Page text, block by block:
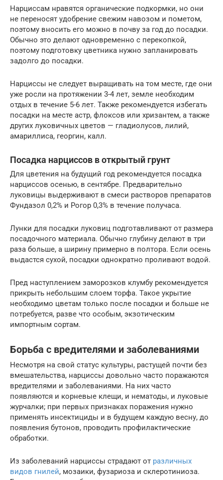
Нарциссам нравятся органические подкормки, но они
не переносят удобрение свежим навозом и пометом,
поэтому вносить его можно в почву за год до посадки.
Обычно это делают одновременно с перекопкой,
поэтому подготовку цветника нужно запланировать
задолго до посадки.
Нарциссы не следует выращивать на том месте, где они
уже росли на протяжении 3-4 лет, земле необходим
отдых в течение 5-6 лет. Также рекомендуется избегать
посадки на месте астр, флоксов или хризантем, а также
других луковичных цветов — гладиолусов, лилий,
амариллиса, георгин, калл.
Посадка нарциссов в открытый грунт
Для цветения на будущий год рекомендуется посадка
нарциссов осенью, в сентябре. Предварительно
луковицы выдерживают в смеси растворов препаратов
Фундазол 0,2% и Рогор 0,3% в течение получаса.
Лунки для посадки луковиц подготавливают от размера
посадочного материала. Обычно глубину делают в три
раза больше, а ширину примерно в полтора. Если осень
выдастся сухой, посадки однократно проливают водой.
Пред наступлением заморозков клумбу рекомендуется
прикрыть небольшим слоем торфа. Такое укрытие
необходимо цветам только после посадки и больше не
потребуется, разве что особым, экзотическим
импортным сортам.
Борьба с вредителями и заболеваниями
Несмотря на свой статус культуры, растущей почти без
вмешательства, нарциссы довольно часто поражаются
вредителями и заболеваниями. На них часто
появляются и корневые клещи, и нематоды, и луковые
журчалки; при первых признаках поражения нужно
применять инсектициды и в будущем каждую весну, до
появления бутонов, проводить профилактические
обработки.
Из заболеваний нарциссы страдают от различных
видов гнилей, мозаики, фузариоза и склеротиниоза.